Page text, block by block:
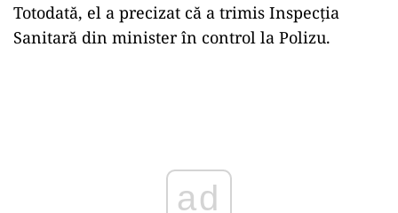
Totodată, el a precizat că a trimis Inspecţia
Sanitară din minister în control la Polizu.